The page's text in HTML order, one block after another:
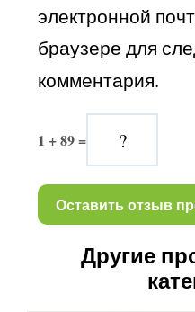
электронной
браузере для
комментария.
1 + 89 =
Другие